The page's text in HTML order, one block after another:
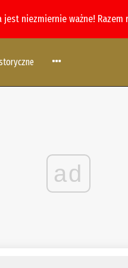
niezmiernie ważne!
ad